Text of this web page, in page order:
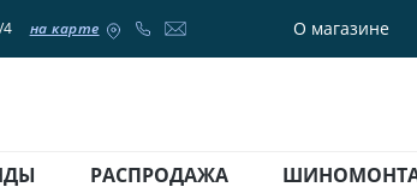
4 на карте О магазине
РАСПРОДАЖА